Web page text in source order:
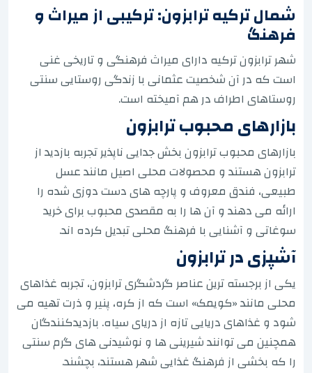
شمال ترکیه ترابزون: ترکیبی از میراث و
فرهنگ
شهر ترابزون ترکیه دارای میراث فرهنگی و تاریخی غنی
است که در آن شخصیت عثمانی با زندگی روستایی سنتی
روستاهای اطراف در هم آمیخته است.
بازارهای محبوب ترابزون
بازارهای محبوب ترابزون بخش جدایی ناپذیر تجربه بازدید از
ترابزون هستند و محصولات محلی اصیل مانند عسل
طبیعی، فندق معروف و پارچه های دست دوزی شده را
ارائه می دهند و آن ها را به مقصدی محبوب برای خرید
سوغاتی و آشنایی با فرهنگ محلی تبدیل کرده اند.
آشپزی در ترابزون
یکی از برجسته ترین عناصر گردشگری ترابزون، تجربه غذاهای
محلی مانند «کویمک» است که از کره، پنیر و ذرت تهیه می
شود و غذاهای دریایی تازه از دریای سیاه. بازدیدکنندگان
همچنین می توانند شیرینی ها و نوشیدنی های گرم سنتی
را که بخشی از فرهنگ غذایی شهر هستند، بچشند.